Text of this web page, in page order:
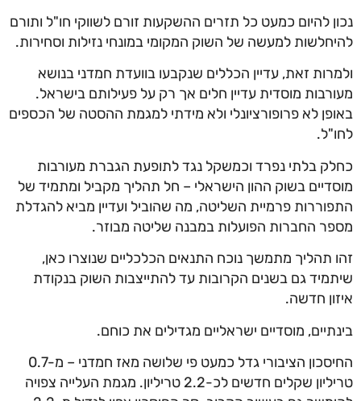
נכון להיום כמעט כל תזרים ההשקעות זורם לשווקי חו"ל ותורם
להיחלשות למעשה של השוק המקומי במונחי נזילות וסחירות.
ולמרות זאת, עדיין הכללים שנקבעו בוועדת חמדני בנושא
מעורבות מוסדית עדיין חלים אך רק על פעילותם בישראל.
באופן לא פרופורציונלי ולא מידתי למגמת ההסטה של הכספים
לחו"ל.
כחלק בלתי נפרד וכמשקל נגד לתופעת הגברת מעורבות
מוסדיים בשוק ההון הישראלי – חל תהליך מקביל ומתמיד של
התפוררות פרמיית השליטה, מה שהוביל ועדיין מביא להגדלת
מספר החברות הפועלות במבנה שליטה מבוזר.
זהו תהליך מתמשך נוכח התנאים הכלכליים שנוצרו כאן,
שיתמיד גם בשנים הקרובות עד להתייצבות השוק בנקודת
איזון חדשה.
בינתיים, מוסדיים ישראליים מגדילים את כוחם.
החיסכון הציבורי גדל כמעט פי שלושה מאז חמדני – מ-0.7
טריליון שקלים חדשים לכ-2.2 טריליון. מגמת העלייה צפויה